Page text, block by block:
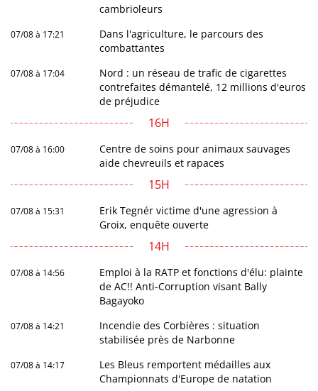
cambrioleurs
07/08 à 17:21
Dans l'agriculture, le parcours des
combattantes
07/08 à 17:04
Nord : un réseau de trafic de cigarettes
contrefaites démantelé, 12 millions d'euros
de préjudice
16H
07/08 à 16:00
Centre de soins pour animaux sauvages
aide chevreuils et rapaces
15H
07/08 à 15:31
Erik Tegnér victime d'une agression à
Groix, enquête ouverte
14H
07/08 à 14:56
Emploi à la RATP et fonctions d'élu: plainte
de AC!! Anti-Corruption visant Bally
Bagayoko
07/08 à 14:21
Incendie des Corbières : situation
stabilisée près de Narbonne
07/08 à 14:17
Les Bleus remportent médailles aux
Championnats d'Europe de natation